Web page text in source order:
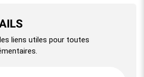
liens utiles pour toutes